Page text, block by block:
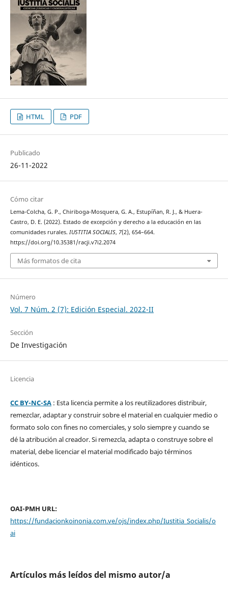
HTML PDF
Publicado
26-11-2022
Cómo citar
Lema-Colcha, G. P., Chiriboga-Mosquera, G. A., Estupíñan, R. J., & Huera-
Castro, D. E. (2022). Estado de excepción y derecho a la educación en las
comunidades rurales. IUSTITIA SOCIALIS, 7(2), 654–664.
https://doi.org/10.35381/racji.v7i2.2074
Más formatos de cita
Número
Vol. 7 Núm. 2 (7): Edición Especial. 2022-II
Sección
De Investigación
Licencia
CC BY-NC-SA: Esta licencia permite a los reutilizadores distribuir,
remezclar, adaptar y construir sobre el material en cualquier medio o
formato solo con fines no comerciales, y solo siempre y cuando se
dé la atribución al creador. Si remezcla, adapta o construye sobre el
material, debe licenciar el material modificado bajo términos
idénticos.
OAI-PMH URL:
https://fundacionkoinonia.com.ve/ojs/index.php/Iustitia_Socialis/o
ai
Artículos más leídos del mismo autor/a